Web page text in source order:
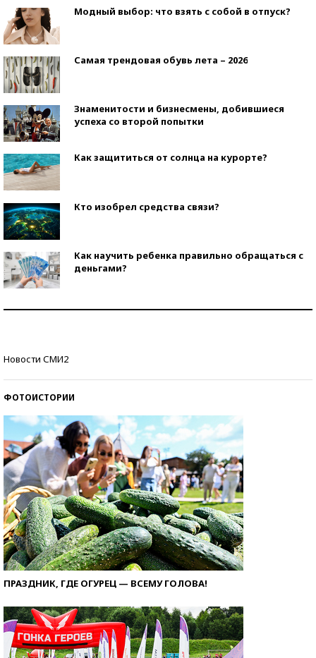
Модный выбор: что взять с собой в отпуск?
Самая трендовая обувь лета – 2026
Знаменитости и бизнесмены, добившиеся
успеха со второй попытки
Как защититься от солнца на курорте?
Кто изобрел средства связи?
Как научить ребенка правильно обращаться с
деньгами?
Новости СМИ2
ФОТОИСТОРИИ
ПРАЗДНИК, ГДЕ ОГУРЕЦ — ВСЕМУ ГОЛОВА!